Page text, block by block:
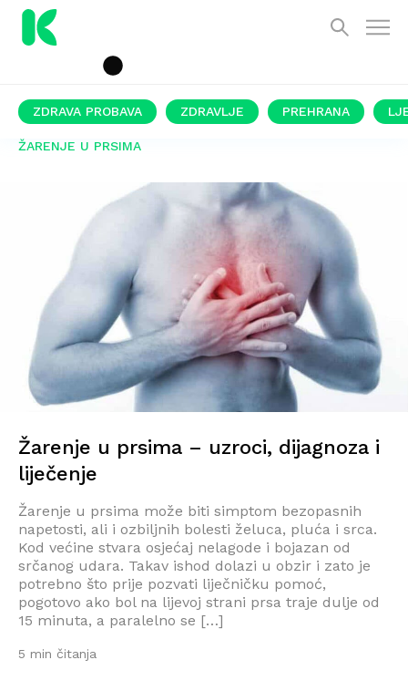
ZDRAVA PROBAVA ZDRAVLJE PREHRANA
ŽARENJE U PRSIMA
Žarenje u prsima – uzroci, dijagnoza i
liječenje
Žarenje u prsima može biti simptom bezopasnih
napetosti, ali i ozbiljnih bolesti želuca, pluća i srca.
Kod većine stvara osjećaj nelagode i bojazan od
srčanog udara. Takav ishod dolazi u obzir i zato je
potrebno što prije pozvati liječničku pomoć,
pogotovo ako bol na lijevoj strani prsa traje dulje od
15 minuta, a paralelno se […]
5 min čitanja